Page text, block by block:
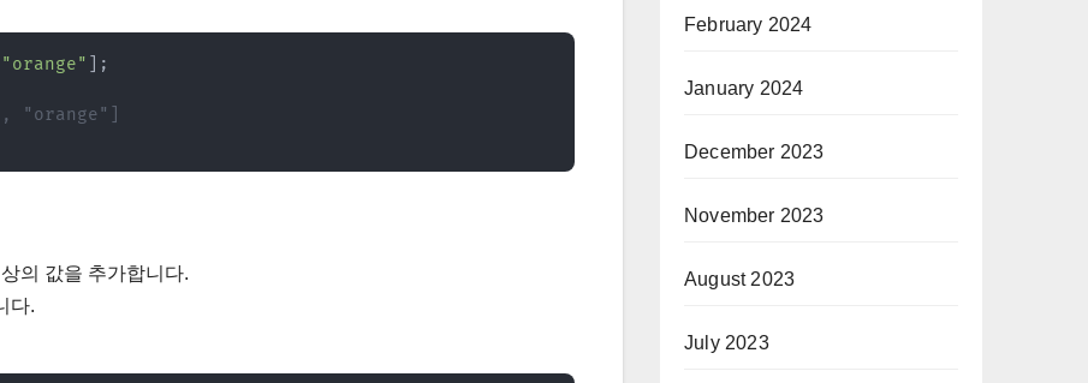
"orange"
;
"orange"]
의 값을 추가합니다.
다.
February 2024
January 2024
December 2023
November 2023
August 2023
July 2023